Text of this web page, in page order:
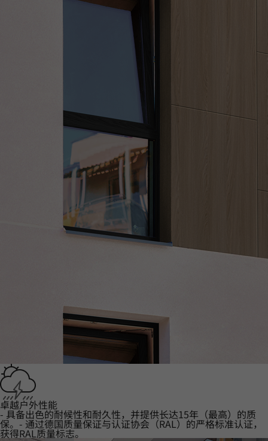
卓越户外性能
- 具备出色的耐候性和耐久性，并提供长达15年（最高）的质
保。- 通过德国质量保证与认证协会（RAL）的严格标准认证，
获得RAL质量标志。